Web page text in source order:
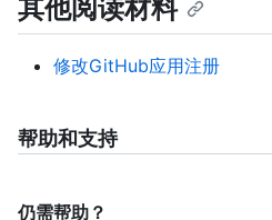
其他阅读材料
修改GitHub应用注册
帮助和支持
仍需帮助？